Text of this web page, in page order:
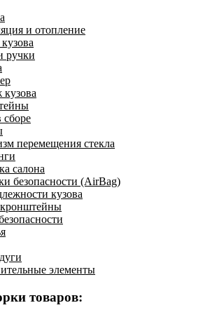
и отопление
ручки
сборе
перемещения стекла
салона
безопасности (AirBag)
кузова
элементы
товаров: